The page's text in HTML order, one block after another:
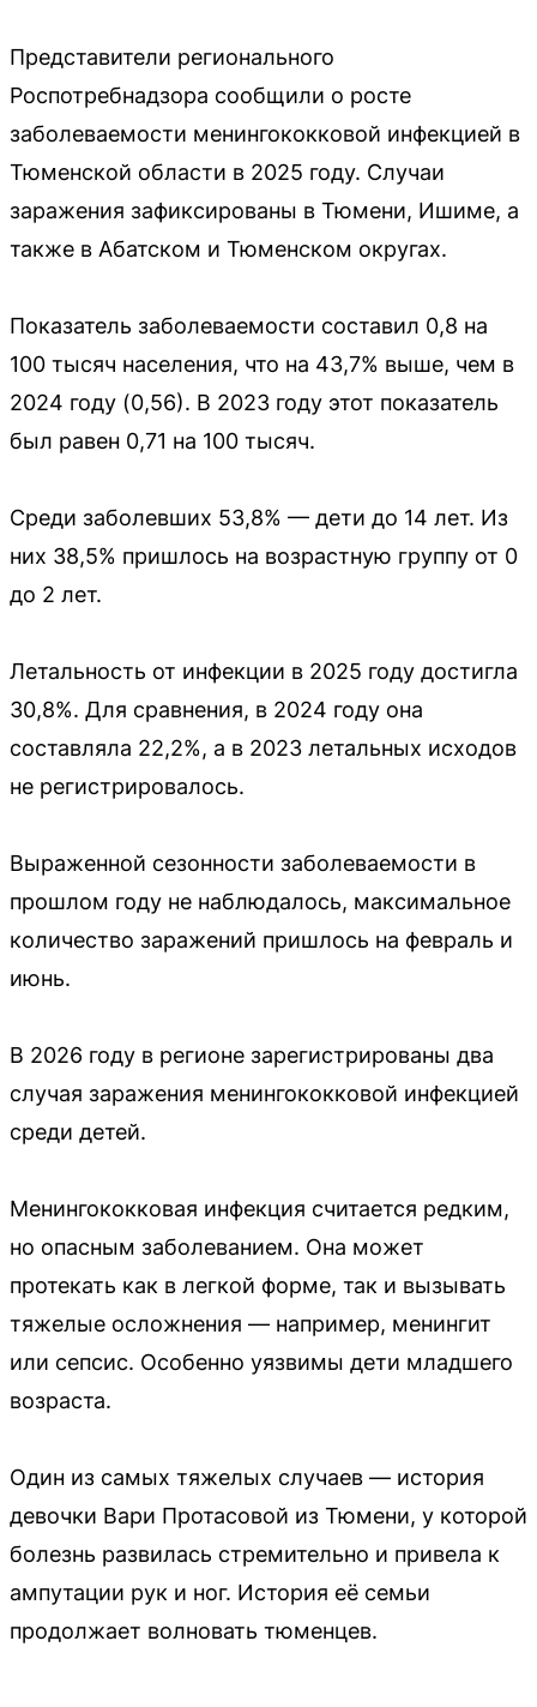
Представители регионального
Роспотребнадзора сообщили о росте
заболеваемости менингококковой инфекцией в
Тюменской области в 2025 году. Случаи
заражения зафиксированы в Тюмени, Ишиме, а
также в Абатском и Тюменском округах.
Показатель заболеваемости составил 0,8 на
100 тысяч населения, что на 43,7% выше, чем в
2024 году (0,56). В 2023 году этот показатель
был равен 0,71 на 100 тысяч.
Среди заболевших 53,8% — дети до 14 лет. Из
них 38,5% пришлось на возрастную группу от 0
до 2 лет.
Летальность от инфекции в 2025 году достигла
30,8%. Для сравнения, в 2024 году она
составляла 22,2%, а в 2023 летальных исходов
не регистрировалось.
Выраженной сезонности заболеваемости в
прошлом году не наблюдалось, максимальное
количество заражений пришлось на февраль и
июнь.
В 2026 году в регионе зарегистрированы два
случая заражения менингококковой инфекцией
среди детей.
Менингококковая инфекция считается редким,
но опасным заболеванием. Она может
протекать как в легкой форме, так и вызывать
тяжелые осложнения — например, менингит
или сепсис. Особенно уязвимы дети младшего
возраста.
Один из самых тяжелых случаев — история
девочки Вари Протасовой из Тюмени, у которой
болезнь развилась стремительно и привела к
ампутации рук и ног. История её семьи
продолжает волновать тюменцев.